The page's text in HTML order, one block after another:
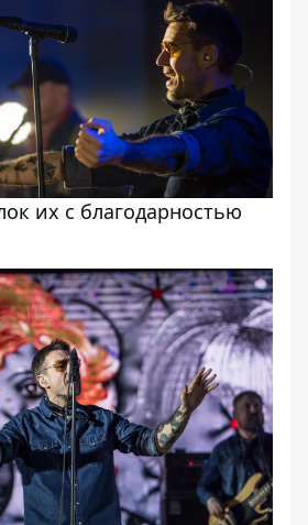
их с благодарностью